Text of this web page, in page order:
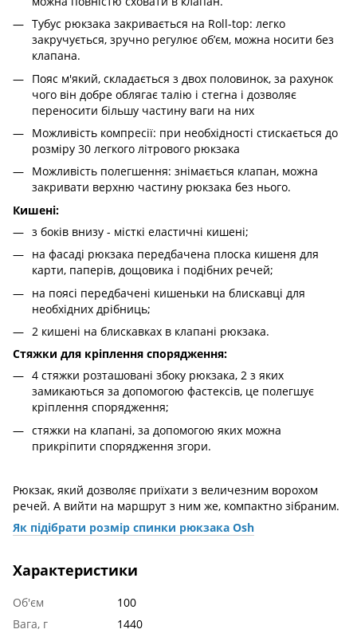
Тубус рюкзака закривається на Roll-top: легко
закручується, зручно регулює об’єм, можна носити без
клапана.
Пояс м'який, складається з двох половинок, за рахунок
чого він добре облягає талію і стегна і дозволяє
переносити більшу частину ваги на них
Можливість компресії: при необхідності стискається до
розміру 30 легкого літрового рюкзака
Можливість полегшення: знімається клапан, можна
закривати верхню частину рюкзака без нього.
Кишені:
з боків внизу - місткі еластичні кишені;
на фасаді рюкзака передбачена плоска кишеня для
карти, паперів, дощовика і подібних речей;
на поясі передбачені кишеньки на блискавці для
необхідних дрібниць;
2 кишені на блискавках в клапані рюкзака.
Стяжки для кріплення спорядження:
4 стяжки розташовані збоку рюкзака, 2 з яких
замикаються за допомогою фастексів, це полегшує
кріплення спорядження;
стяжки на клапані, за допомогою яких можна
прикріпити спорядження згори.
Рюкзак, який дозволяє приїхати з величезним ворохом
речей. А вийти на маршрут з ним же, компактно зібраним.
Як підібрати розмір спинки рюкзака Osh
Характеристики
Об'єм
100
Вага, г
1440